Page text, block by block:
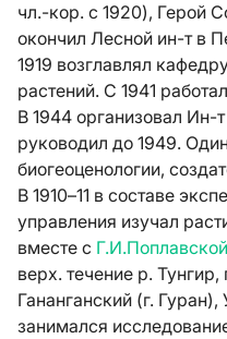
чл.-кор. с 1920), Герой
окончил Лесной ин-т в
1919 возглавлял
растений. С 1941
В 1944 организовал
руководил до 1949.
биогеоценологии,
В 1910–11 в составе
управления изучал
вместе с Г.И.Поплавской
верх. течение р.
Гананганский (г. Гуран),
занимался